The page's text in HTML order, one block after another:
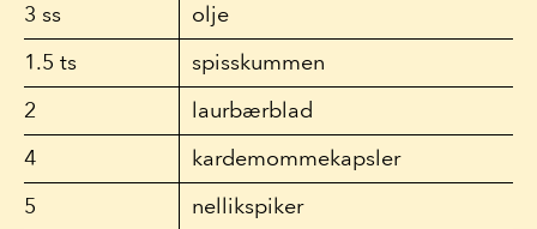
3 ss
olje
1.5 ts
spisskummen
2
laurbærblad
4
kardemommekapsler
5
nellikspiker